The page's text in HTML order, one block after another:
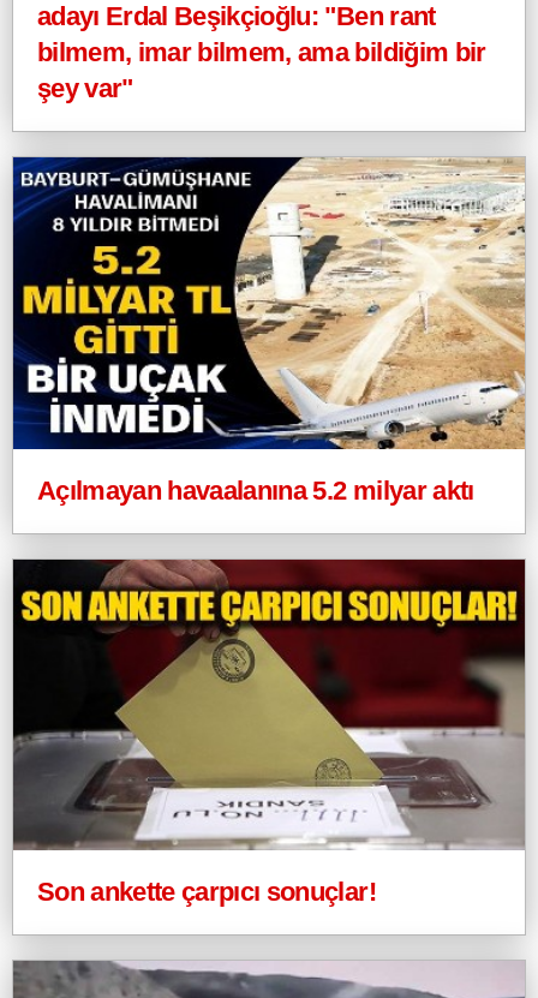
adayı Erdal Beşikçioğlu: "Ben rant
bilmem, imar bilmem, ama bildiğim bir
şey var"
Açılmayan havaalanına 5.2 milyar aktı
Son ankette çarpıcı sonuçlar!